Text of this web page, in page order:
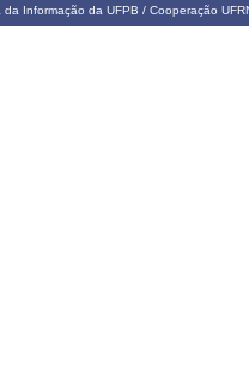
Informação da UFPB / Cooperação